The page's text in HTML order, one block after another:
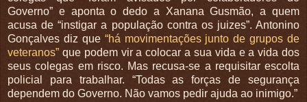
Governo” e aponta o dedo a Xanana Gusmão, a quem
acusa de “instigar a população contra os juizes”. Antonino
Gonçalves diz que “há movimentações junto de grupos de
veteranos” que podem vir a colocar a sua vida e a vida dos
seus colegas em risco. Mas recusa-se a requisitar escolta
policial para trabalhar. “Todas as forças de segurança
dependem do Governo. Não vamos pedir ajuda ao inimigo.”